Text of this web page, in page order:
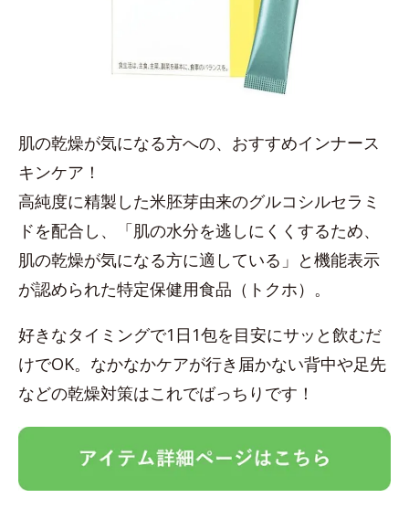
肌の乾燥が気になる方への、おすすめインナース
キンケア！
高純度に精製した米胚芽由来のグルコシルセラミ
ドを配合し、「肌の水分を逃しにくくするため、
肌の乾燥が気になる方に適している」と機能表示
が認められた特定保健用食品（トクホ）。
好きなタイミングで1日1包を目安にサッと飲むだ
けでOK。なかなかケアが行き届かない背中や足先
などの乾燥対策はこれでばっちりです！